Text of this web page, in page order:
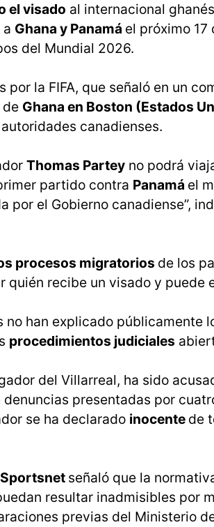
el visado al internacional ghanés
Ghana y Panamá el próximo 17
del Mundial 2026.
la FIFA, que señaló en un
Ghana en Boston (Estados
canadienses.
Thomas Partey no podrá
partido contra Panamá el
por el Gobierno canadiense”,
procesos migratorios de los
quién recibe un visado y puede
han explicado públicamente
procedimientos judiciales
del Villarreal, ha sido
presentadas por
se ha declarado inocente de
Sportsnet señaló que la
resultar inadmisibles por
previas del Ministerio